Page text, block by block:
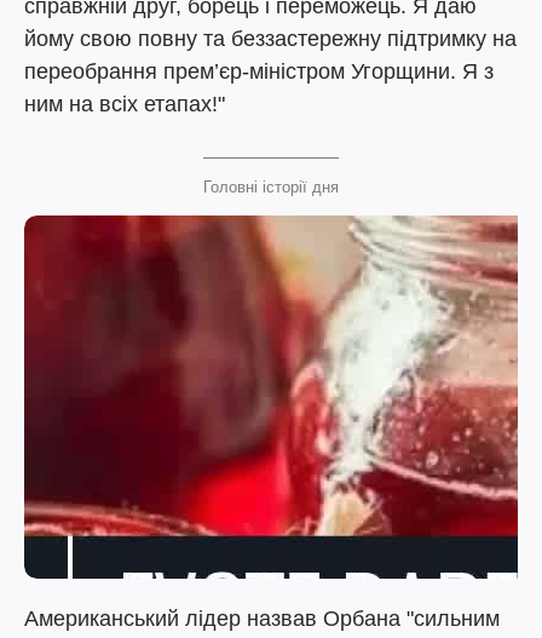
справжній друг, борець і переможець. Я даю
йому свою повну та беззастережну підтримку на
переобрання прем’єр-міністром Угорщини. Я з
ним на всіх етапах!"
Головні історії дня
Американський лідер назвав Орбана "сильним